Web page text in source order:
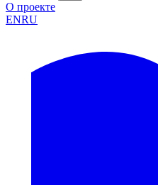
О проекте
ENRU